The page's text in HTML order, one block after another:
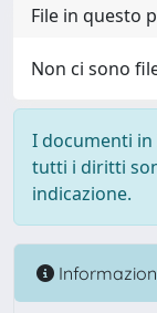
File in questo
Non ci sono
I documenti
tutti i diritti
indicazione.